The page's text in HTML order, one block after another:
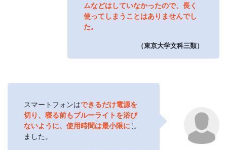
ムなどはしていなかったので、長く
使ってしまうことはありませんでし
た。
（東京大学文科三類）
スマートフォンはできるだけ電源を
切り、寝る前もブルーライトを浴び
ないように、使用時間は最小限に し
ました。